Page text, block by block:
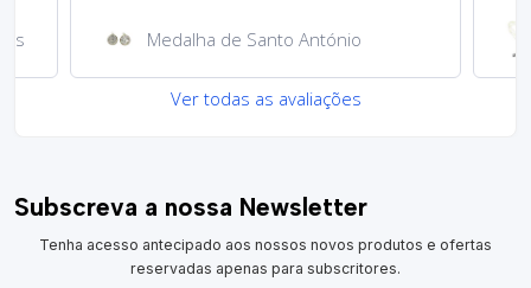
Terço madre pérola oval
Ver todas as avaliações
Subscreva a nossa Newsletter
Tenha acesso antecipado aos nossos novos produtos e ofertas
reservadas apenas para subscritores.